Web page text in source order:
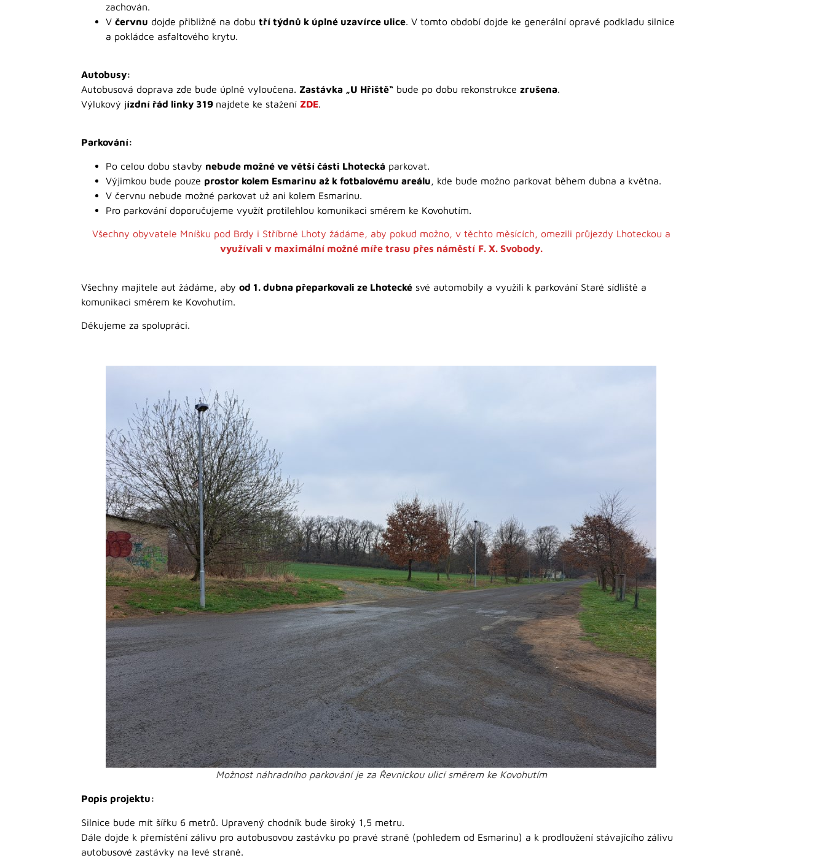
zachován.
V červnu dojde přibližně na dobu tří týdnů k úplné uzavírce ulice. V tomto období dojde ke generální opravě podkladu silnice
a pokládce asfaltového krytu.
Autobusy:
Autobusová doprava zde bude úplně vyloučena. Zastávka „U Hřiště“ bude po dobu rekonstrukce zrušena.
Výlukový jízdní řád linky 319 najdete ke stažení ZDE.
Parkování:
Po celou dobu stavby nebude možné ve větší části Lhotecká parkovat.
Výjimkou bude pouze prostor kolem Esmarinu až k fotbalovému areálu, kde bude možno parkovat během dubna a května.
V červnu nebude možné parkovat už ani kolem Esmarinu.
Pro parkování doporučujeme využít protilehlou komunikaci směrem ke Kovohutím.
Všechny obyvatele Mníšku pod Brdy i Stříbrné Lhoty žádáme, aby pokud možno, v těchto měsících, omezili průjezdy Lhoteckou a
využívali v maximální možné míře trasu přes náměstí F. X. Svobody.
Všechny majitele aut žádáme, aby od 1. dubna přeparkovali ze Lhotecké své automobily a využili k parkování Staré sídliště a
komunikaci směrem ke Kovohutím.
Děkujeme za spolupráci.
Možnost náhradního parkování je za Řevnickou ulicí směrem ke Kovohutím
Popis projektu:
Silnice bude mít šířku 6 metrů. Upravený chodník bude široký 1,5 metru.
Dále dojde k přemístění zálivu pro autobusovou zastávku po pravé straně (pohledem od Esmarinu) a k prodloužení stávajícího zálivu
autobusové zastávky na levé straně.